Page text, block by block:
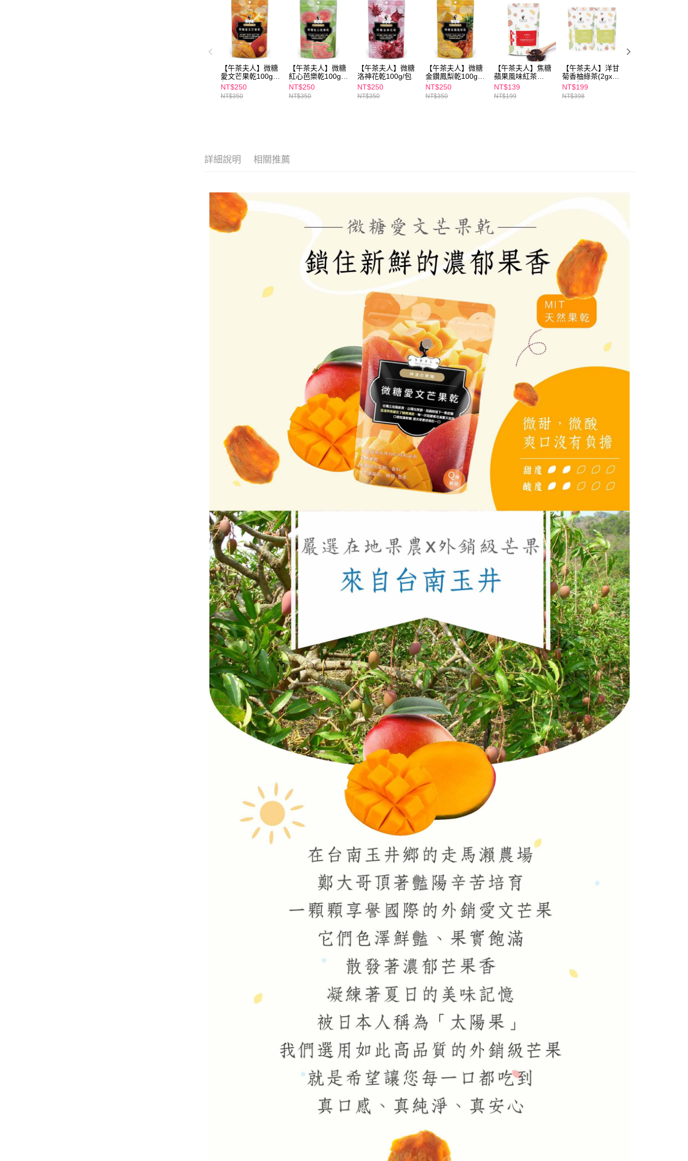
【注意事項】
１．透過由恩沛科技股份有限公司提供之「AFTEE先享後付」服務完成之
交易，需依本服務之必要範圍內提供個人資料，並將交易相關給付款項請
求債權轉讓予恩沛科技股份有限公司。
２．關於個人資料處理事宜，請瀏覽以下網址：
https://aftee.tw/terms/#terms3
３．未成年的使用者請事先徵得法定代理人或監護人之同意方可使用
「AFTEE先享後付」，若未經同意申辦者引起之損失，本公司不負相關責
任。
４．使用「AFTEE先享後付」時，將依據個別帳號之用戶狀況，依本公司
即時審查核予不同之上限額度；若仍有額度不足之情形，本公司將視審查
7-11付款取貨
每筆NT$100，滿NT$600(含以上)免運費
付款後7-11取貨
每筆NT$100，滿NT$600(含以上)免運費
宅配
每筆NT$100，滿NT$600(含以上)免運費
【午茶夫人】微糖
愛文芒果乾100g/
包
NT$250
NT$350
【午茶夫人】微糖
紅心芭樂乾100g/
包
NT$250
NT$350
【午茶夫人】微糖
洛神花乾100g/包
NT$250
NT$350
【午茶夫人】微糖
金鑽鳳梨乾100g/
包
NT$250
NT$350
【午茶夫人】焦糖
蘋果風味紅茶
(2gx10入)
NT$139
NT$199
【午茶夫人】洋甘
菊香柚綠茶(2gx8
入)2包組
NT$199
NT$398
詳細說明 相關推薦